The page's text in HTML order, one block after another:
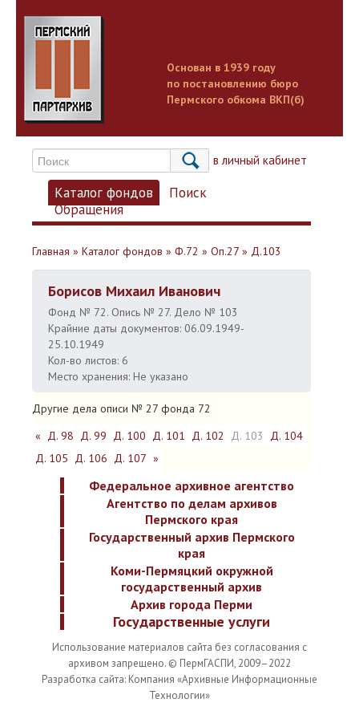
Основан в 1939 году
по постановлению бюро
Пермского обкома ВКП(б)
Вход в личный кабинет
Каталог фондов
Поиск
Обращения
Главная » Каталог фондов » Ф.72 » Оп.27 » Д.103
Борисов Михаил Иванович
Фонд № 72. Опись № 27. Дело № 103
Крайние даты документов: 06.09.1949-
25.10.1949
Кол-во листов: 6
Место хранения: Не указано
Другие дела описи № 27 фонда 72
« Д. 98 Д. 99 Д. 100 Д. 101 Д. 102 Д. 103
Д. 104
Д. 105 Д. 106 Д. 107 »
Федеральное архивное агентство
Агентство по делам архивов
Пермского края
Государственный архив Пермского
края
Коми-Пермяцкий окружной
государственный архив
Архив города Перми
Государственные услуги
Использование материалов сайта без согласования с
архивом запрещено. © ПермГАСПИ, 2009–2022
Разработка сайта: Компания «Архивные Информационные
Технологии»